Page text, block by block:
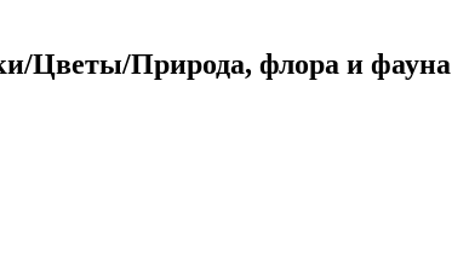
Цветы/Природа, флора и фауна